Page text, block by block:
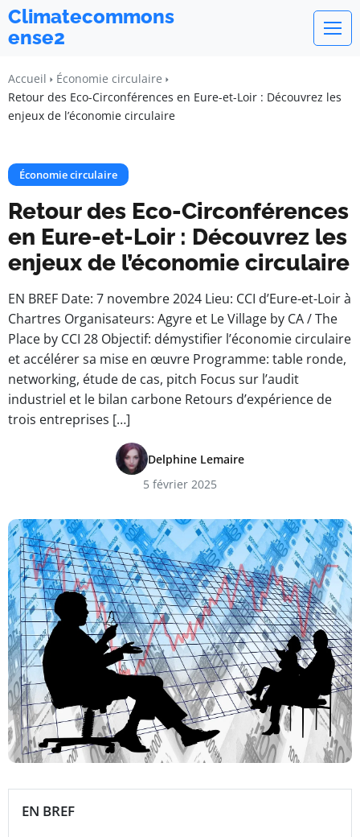
Climatecommons
ense2
Accueil
Économie circulaire
Retour des Eco-Circonférences en Eure-et-Loir : Découvrez les
enjeux de l’économie circulaire
Économie circulaire
Retour des Eco-Circonférences
en Eure-et-Loir : Découvrez les
enjeux de l’économie circulaire
EN BREF Date: 7 novembre 2024 Lieu: CCI d’Eure-et-Loir à
Chartres Organisateurs: Agyre et Le Village by CA / The
Place by CCI 28 Objectif: démystifier l’économie circulaire
et accélérer sa mise en œuvre Programme: table ronde,
networking, étude de cas, pitch Focus sur l’audit
industriel et le bilan carbone Retours d’expérience de
trois entreprises […]
Delphine Lemaire
5 février 2025
EN BREF